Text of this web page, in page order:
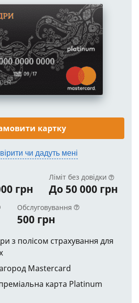
картку
чи дадуть мені
грн
Ліміт без довідки
До 50 000 грн
Обслуговування
500 грн
з полісом страхування для
Mastercard
карта Platinum